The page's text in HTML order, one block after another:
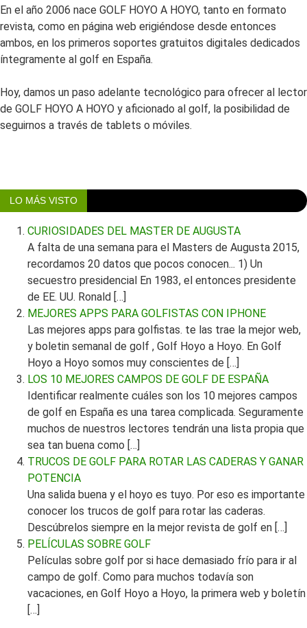
En el año 2006 nace GOLF HOYO A HOYO, tanto en formato
revista, como en página web erigiéndose desde entonces
ambos, en los primeros soportes gratuitos digitales dedicados
íntegramente al golf en España.
Hoy, damos un paso adelante tecnológico para ofrecer al lector
de GOLF HOYO A HOYO y aficionado al golf, la posibilidad de
seguirnos a través de tablets o móviles.
LO MÁS VISTO
CURIOSIDADES DEL MASTER DE AUGUSTA
A falta de una semana para el Masters de Augusta 2015,
recordamos 20 datos que pocos conocen... 1) Un
secuestro presidencial En 1983, el entonces presidente
de EE. UU. Ronald […]
MEJORES APPS PARA GOLFISTAS CON IPHONE
Las mejores apps para golfistas. te las trae la mejor web,
y boletin semanal de golf , Golf Hoyo a Hoyo. En Golf
Hoyo a Hoyo somos muy conscientes de […]
LOS 10 MEJORES CAMPOS DE GOLF DE ESPAÑA
Identificar realmente cuáles son los 10 mejores campos
de golf en España es una tarea complicada. Seguramente
muchos de nuestros lectores tendrán una lista propia que
sea tan buena como […]
TRUCOS DE GOLF PARA ROTAR LAS CADERAS Y GANAR
POTENCIA
Una salida buena y el hoyo es tuyo. Por eso es importante
conocer los trucos de golf para rotar las caderas.
Descúbrelos siempre en la mejor revista de golf en […]
PELÍCULAS SOBRE GOLF
Películas sobre golf por si hace demasiado frío para ir al
campo de golf. Como para muchos todavía son
vacaciones, en Golf Hoyo a Hoyo, la primera web y boletín
[…]